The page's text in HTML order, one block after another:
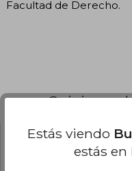
Facultad de Derecho.
Opiniones
¿Leíste este libro?
Estás viendo
estás en